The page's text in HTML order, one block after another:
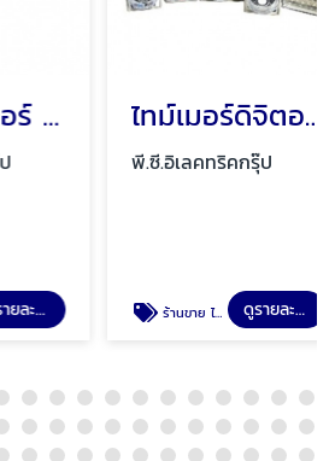
เมนเบรกเกอร์ เมนกันดูด พัทยา ชลบุรี
ดูรายละเอียด
ไทม์เมอร์ดิจิตอล พัทยา ชลบุรี
พี.ซี.อิเลคทริคกรุ๊ป
ร้านขาย ไทม์เมอร์ดิจิตอล พัทยา ชลบุรี ดูรายละเอียด